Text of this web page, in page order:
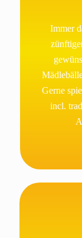
Immer
Gerne
incl.